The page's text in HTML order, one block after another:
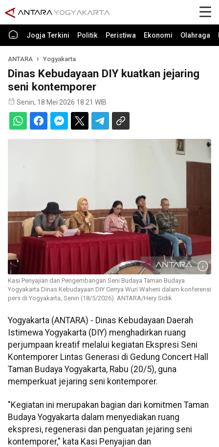
Jogja Terkini Politik Peristiwa Ekonomi Olahraga
ANTARA Yogyakarta
Dinas Kebudayaan DIY kuatkan jejaring
seni kontemporer
Senin, 18 Mei 2026 18:21 WIB
Kasi Penyajian dan Pengembangan Seni Budaya Taman Budaya
Yogyakarta Dinas Kebudayaan DIY Cerrya Wuri Waheni dalam konferensi
pers di Yogyakarta, Senin (18/5/2026). ANTARA/Hery Sidik
Yogyakarta (ANTARA) - Dinas Kebudayaan Daerah
Istimewa Yogyakarta (DIY) menghadirkan ruang
perjumpaan kreatif melalui kegiatan Ekspresi Seni
Kontemporer Lintas Generasi di Gedung Concert Hall
Taman Budaya Yogyakarta, Rabu (20/5), guna
memperkuat jejaring seni kontemporer.
"Kegiatan ini merupakan bagian dari komitmen Taman
Budaya Yogyakarta dalam menyediakan ruang
ekspresi, regenerasi dan penguatan jejaring seni
kontemporer," kata Kasi Penyajian dan